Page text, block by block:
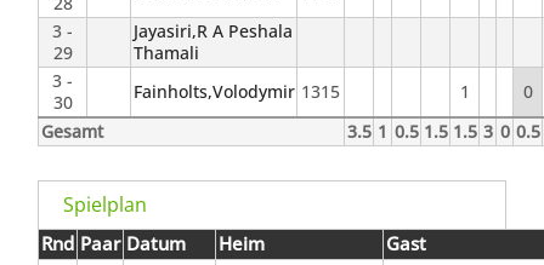
3 -
29
Jayasiri,R A Peshala
Thamali
3 -
30
Fainholts,Volodymir 1315 1
0
Gesamt
3.5 1 0.5 1.5 1.5 3 0 0.5
Spielplan
Rnd Paar Datum Heim Gast